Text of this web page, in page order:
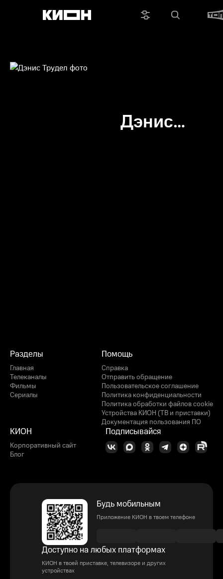
Дэнис
Разделы
Главная
Телеканалы
Фильмы
Сериалы
Помощь
Справка
Отправить обращение
Пользовательское соглашение
Политика конфиденциальности
Политика обработки файлов cookie
Устройства КИОН (ТВ и приставки)
Документация пользования ПО
КИОН
Корпоративный сайт
Блог
Подписывайся
Будь мобильным
Приложение КИОН в твоем телефоне
Доступно на любых платформах
КИОН в твоей приставке, телевизоре и других
устройствах